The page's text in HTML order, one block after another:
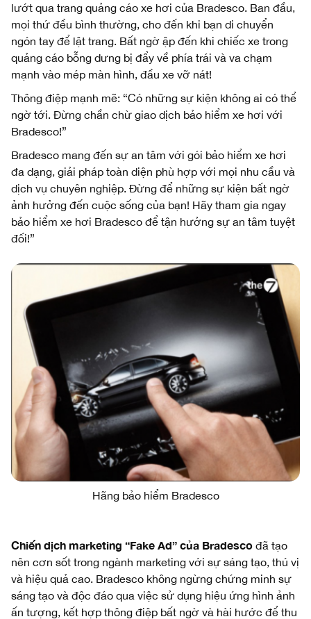
lướt qua trang quảng cáo xe hơi của Bradesco. Ban đầu,
mọi thứ đều bình thường, cho đến khi bạn di chuyển
ngón tay để lật trang. Bất ngờ ập đến khi chiếc xe trong
quảng cáo bỗng dưng bị đẩy về phía trái và va chạm
mạnh vào mép màn hình, đầu xe vỡ nát!
Thông điệp mạnh mẽ: “Có những sự kiện không ai có thể
ngờ tới. Đừng chần chừ giao dịch bảo hiểm xe hơi với
Bradesco!”
Bradesco mang đến sự an tâm với gói bảo hiểm xe hơi
đa dạng, giải pháp toàn diện phù hợp với mọi nhu cầu và
dịch vụ chuyên nghiệp. Đừng để những sự kiện bất ngờ
ảnh hưởng đến cuộc sống của bạn! Hãy tham gia ngay
bảo hiểm xe hơi Bradesco để tận hưởng sự an tâm tuyệt
đối!”
Hãng bảo hiểm Bradesco
Chiến dịch marketing “Fake Ad” của Bradesco đã tạo
nên cơn sốt trong ngành marketing với sự sáng tạo, thú vị
và hiệu quả cao. Bradesco không ngừng chứng minh sự
sáng tạo và độc đáo qua việc sử dụng hiệu ứng hình ảnh
ấn tượng, kết hợp thông điệp bất ngờ và hài hước để thu